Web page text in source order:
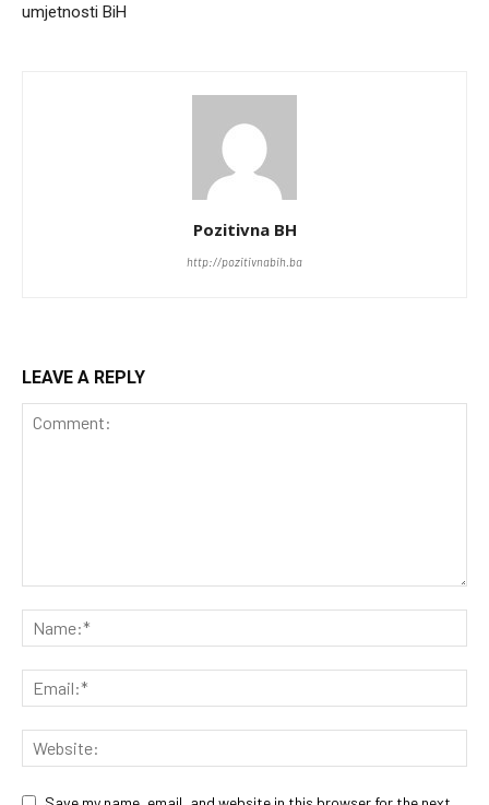
umjetnosti BiH
Pozitivna BH
http://pozitivnabih.ba
LEAVE A REPLY